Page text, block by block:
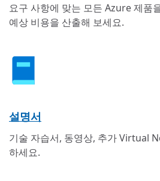
요구 사항에 맞는 모든 Azure 제품
예상 비용을 산출해 보세요.
설명서
기술 자습서, 동영상, 추가 Virtual
하세요.